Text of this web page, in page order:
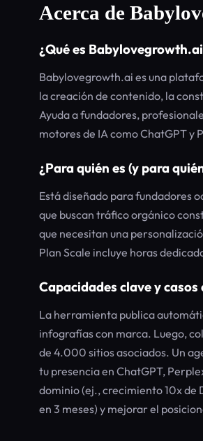
Acerca de
¿Qué es
Babylovegrowth.ai es una
la creación de contenido, la
Ayuda a fundadores,
motores de IA como ChatGPT y
¿Para quién es (y para
Está diseñado para fundadores
que buscan tráfico orgánico
que necesitan una
Plan Scale incluye horas
Capacidades clave y casos
La herramienta publica
infografías con marca. Luego,
de 4.000 sitios asociados. Un
tu presencia en ChatGPT,
dominio (ej., crecimiento 10x de
en 3 meses) y mejorar el